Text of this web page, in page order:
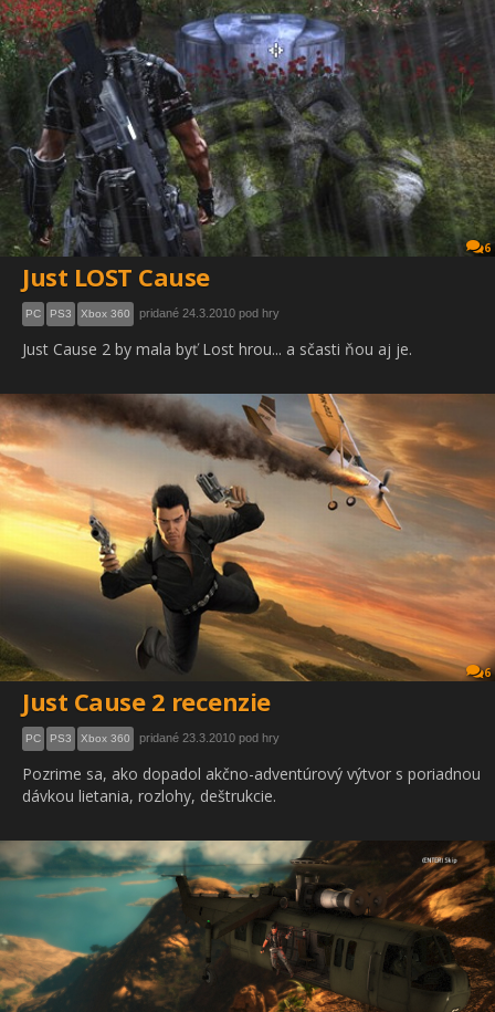
6
Just LOST Cause
PC PS3 Xbox 360 pridané 24.3.2010 pod hry
Just Cause 2 by mala byť Lost hrou... a sčasti ňou aj je.
6
Just Cause 2 recenzie
PC PS3 Xbox 360 pridané 23.3.2010 pod hry
Pozrime sa, ako dopadol akčno-adventúrový výtvor s poriadnou
dávkou lietania, rozlohy, deštrukcie.